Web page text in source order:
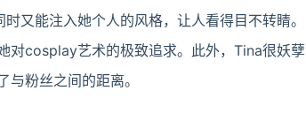
又能注入她个人的风格，让人看得目不转睛。
对cosplay艺术的极致追求。此外，Tina很妖孽
粉丝之间的距离。